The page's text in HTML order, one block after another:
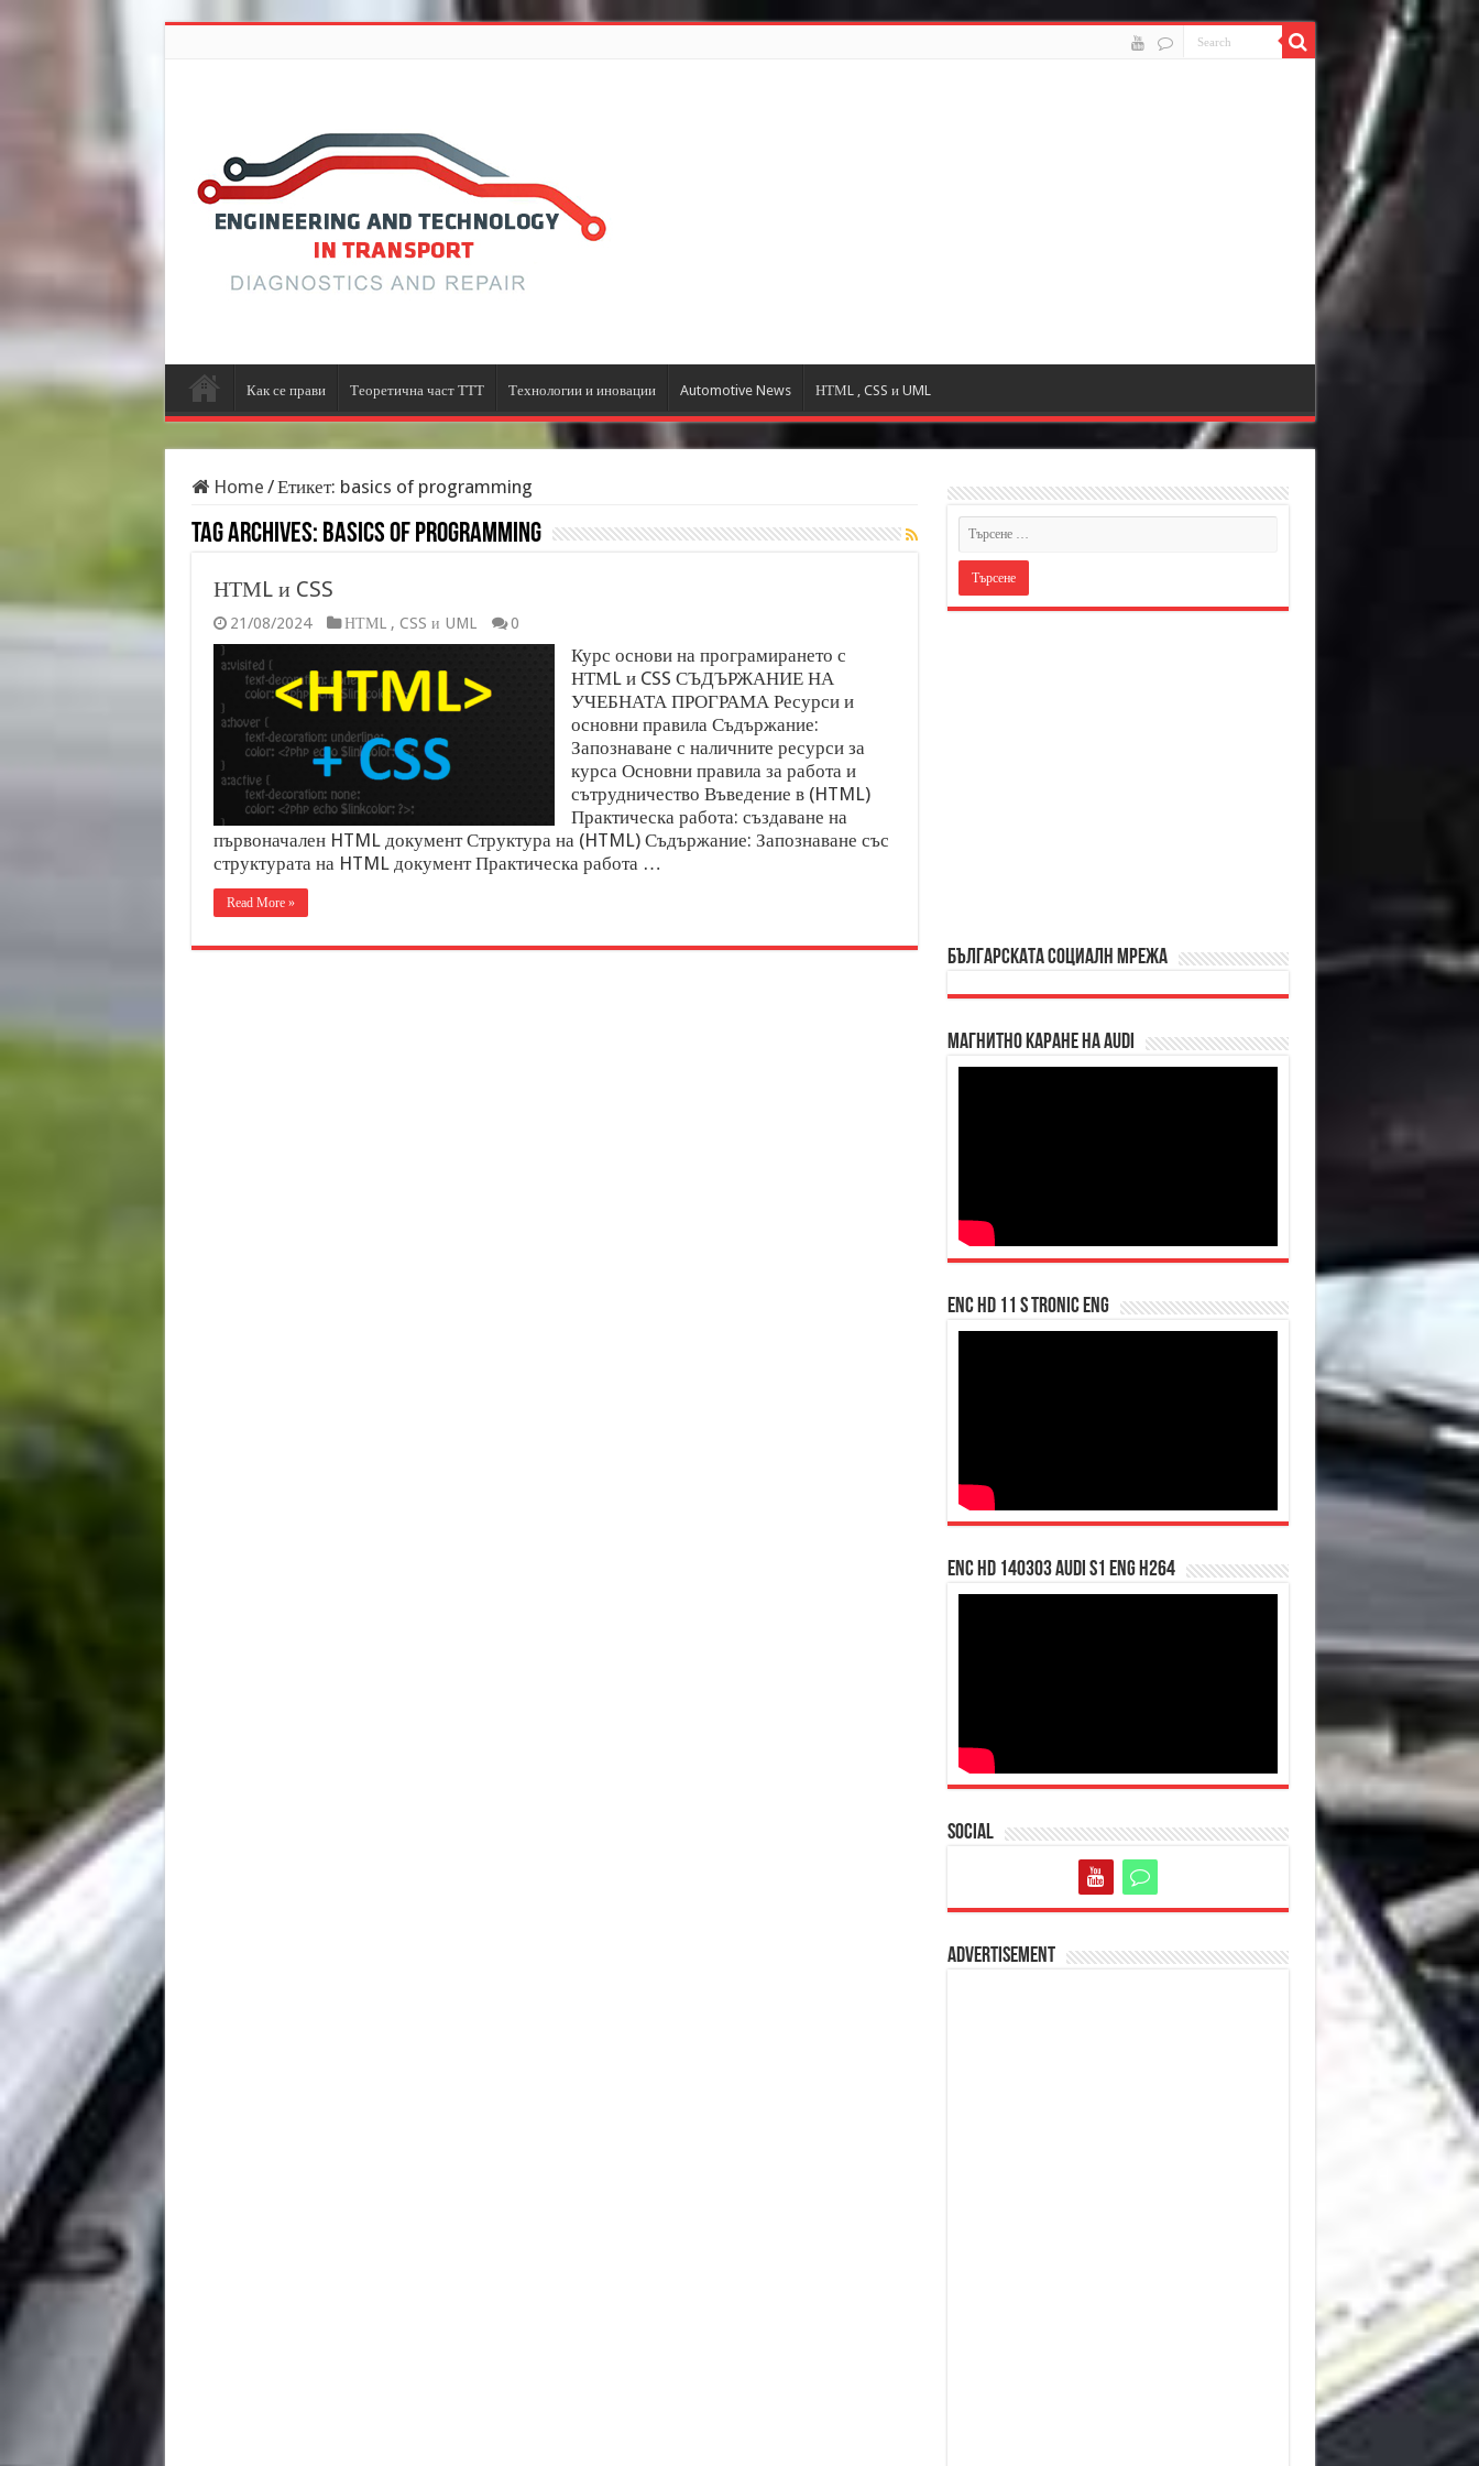
Как се прави Теоретична част ТТТ Технологии и иновации Automotive News НТМL , CSS и UML
Home /Етикет: basics of programming
Tag Archives: basics of programming
НТМL и CSS
21/08/2024 НТМL , CSS и UML 0
Курс основи на програмирането с
НТМL и CSS СЪДЪРЖАНИЕ НА
УЧЕБНАТА ПРОГРАМА Ресурси и
основни правила Съдържание:
Запознаване с наличните ресурси за
курса Основни правила за работа и
сътрудничество Въведение в (HTML)
Практическа работа: създаване на
първоначален HTML документ Структура на (HTML) Съдържание: Запознаване със
структурата на HTML документ Практическа работа …
Read More »
БЪЛГАРСКАТА СОЦИАЛН МРЕЖА
Магнитно каране на Audi
enc hd 11 S tronic ENG
enc hd 140303 Audi S1 ENG H264
Social
Advertisement